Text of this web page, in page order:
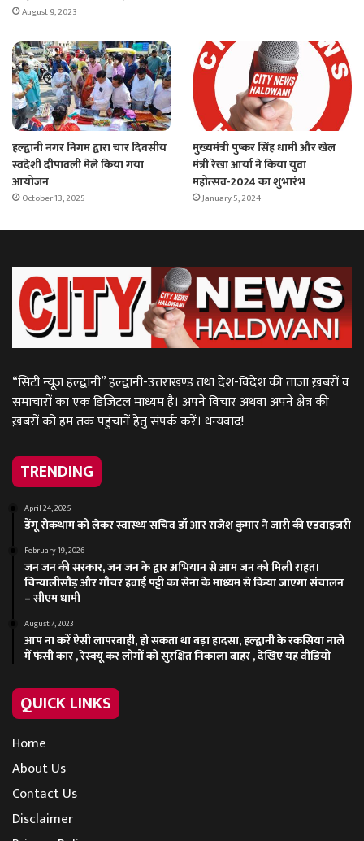
August 9, 2023
हल्द्वानी नगर निगम द्वारा चार दिवसीय
स्वदेशी दीपावली मेले किया गया
आयोजन
October 13, 2025
मुख्यमंत्री पुष्कर सिंह धामी और खेल
मंत्री रेखा आर्या ने किया युवा
महोत्सव-2024 का शुभारंभ
January 5, 2024
“सिटी न्यूज़ हल्द्वानी” हल्द्वानी-उत्तराखण्ड तथा देश-विदेश की ताज़ा ख़बरों व
समाचारों का एक डिजिटल माध्यम है। अपने विचार अथवा अपने क्षेत्र की
ख़बरों को हम तक पहुंचानें हेतु संपर्क करें। धन्यवाद!
TRENDING
April 24, 2025
डेंगू रोकथाम को लेकर स्वास्थ्य सचिव डॉ आर राजेश कुमार ने जारी की एडवाइजरी
February 19, 2026
जन जन की सरकार, जन जन के द्वार अभियान से आम जन को मिली राहत।
चिन्यालीसौड़ और गौचर हवाई पट्टी का सेना के माध्यम से किया जाएगा संचालन
– सीएम धामी
August 7, 2023
आप ना करें ऐसी लापरवाही, हो सकता था बड़ा हादसा, हल्द्वानी के रकसिया नाले
में फंसी कार , रेस्क्यू कर लोगों को सुरक्षित निकाला बाहर , देखिए यह वीडियो
QUICK LINKS
Home
About Us
Contact Us
Disclaimer